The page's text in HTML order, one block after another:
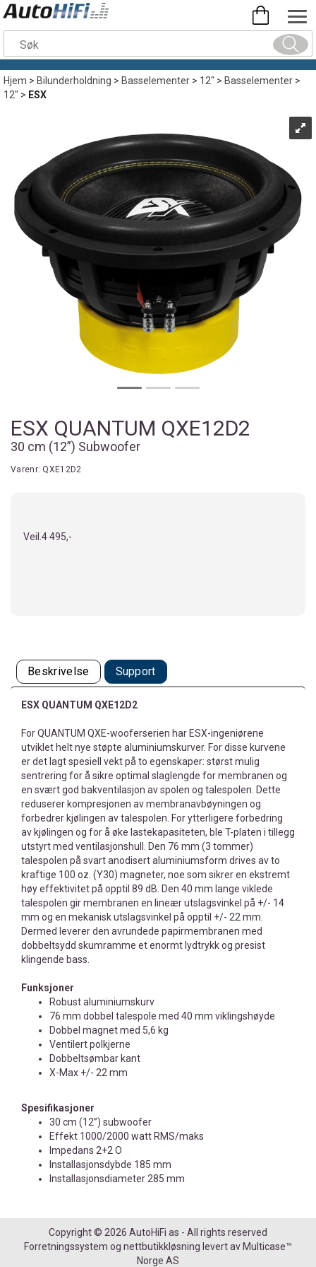
Hjem>Bilunderholdning>Basselementer>12">Basselementer>
12"> ESX
ESX QUANTUM QXE12D2
30 cm (12”) Subwoofer
Varenr:QXE12D2
Veil. 4 495,-
Beskrivelse Support
ESX QUANTUM QXE12D2
For QUANTUM QXE-wooferserien har ESX-ingeniørene
utviklet helt nye støpte aluminiumskurver. For disse kurvene
er det lagt spesiell vekt på to egenskaper: størst mulig
sentrering for å sikre optimal slaglengde for membranen og
en svært god bakventilasjon av spolen og talespolen. Dette
reduserer kompresjonen av membranavbøyningen og
forbedrer kjølingen av talespolen. For ytterligere forbedring
av kjølingen og for å øke lastekapasiteten, ble T-platen i tillegg
utstyrt med ventilasjonshull. Den 76 mm (3 tommer)
talespolen på svart anodisert aluminiumsform drives av to
kraftige 100 oz. (Y30) magneter, noe som sikrer en ekstremt
høy effektivitet på opptil 89 dB. Den 40 mm lange viklede
talespolen gir membranen en lineær utslagsvinkel på +/- 14
mm og en mekanisk utslagsvinkel på opptil +/- 22 mm.
Dermed leverer den avrundede papirmembranen med
dobbeltsydd skumramme et enormt lydtrykk og presist
klingende bass.
Funksjoner
Robust aluminiumskurv
76 mm dobbel talespole med 40 mm viklingshøyde
Dobbel magnet med 5,6 kg
Ventilert polkjerne
Dobbeltsømbar kant
X-Max +/- 22 mm
Spesifikasjoner
30 cm (12”) subwoofer
Effekt 1000/2000 watt RMS/maks
Impedans 2+2 O
Installasjonsdybde 185 mm
Installasjonsdiameter 285 mm
Copyright © 2026 AutoHiFi as - All rights reserved
Forretningssystem og nettbutikkløsning levert av Multicase™
Norge AS